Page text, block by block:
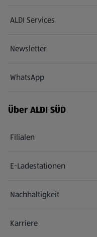
ALDI Services
Newsletter
WhatsApp
Über ALDI SÜD
Filialen
E-Ladestationen
Nachhaltigkeit
Karriere